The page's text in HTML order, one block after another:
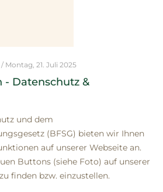
/ Montag, 21. Juli 2025
- Datenschutz &
und dem
(BFSG) bieten wir Ihnen
auf unserer Webseite an.
Buttons (siehe Foto) auf unserer
finden bzw. einzustellen.